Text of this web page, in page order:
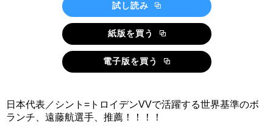
試し読み
紙版を買う
電子版を買う
日本代表／シント=トロイデンVVで活躍する世界基準のボ
ランチ、遠藤航選手、推薦！！！！